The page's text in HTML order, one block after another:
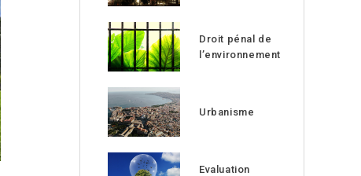
Droit pénal de
l’environnement
Urbanisme
Evaluation